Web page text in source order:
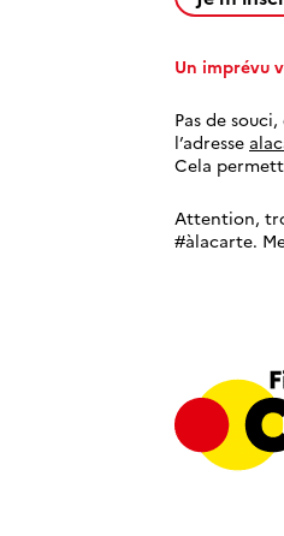
Un imprévu
Pas de
l’adresse
Cela
Attention,
#àlacarte.